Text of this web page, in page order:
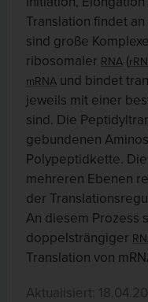
Translation findet
sind große
ribosomaler RNA (
mRNA und bindet
jeweils mit einer
sind. Die
gebundenen
Polypeptidkette.
mehreren Ebenen
der
An diesem Prozess
doppelsträngiger
Translation von
Aktualisiert: